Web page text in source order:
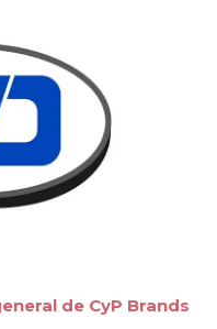
de CyP Brands